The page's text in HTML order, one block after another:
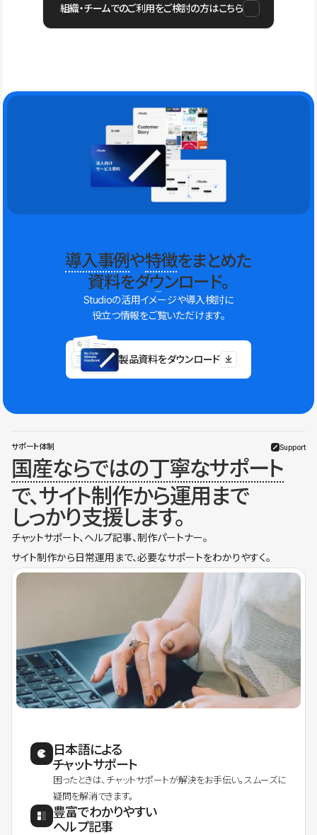
組織・チームでのご利用をご検討の方はこちら
導入事例や特徴をまとめた
資料をダウンロード。
Studioの活用イメージや導入検討に
役立つ情報をご覧いただけます。
製品資料をダウンロード
サポート体制 Support
国産ならではの丁寧なサポート
で、サイト制作から運用まで
しっかり支援します。
チャットサポート、ヘルプ記事、制作パートナー。
サイト制作から日常運用まで、必要なサポートをわかりやすく。
日本語による
チャットサポート
困ったときは、チャットサポートが解決をお手伝い。スムーズに
疑問を解消できます。
豊富でわかりやすい
ヘルプ記事